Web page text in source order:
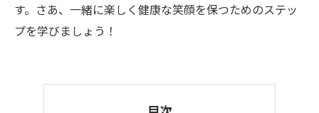
す。さあ、一緒に楽しく健康な笑顔を保つためのステッ
プを学びましょう！